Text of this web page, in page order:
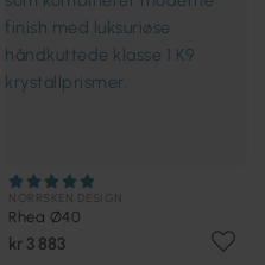
Rhea Ø40
kr 3 883